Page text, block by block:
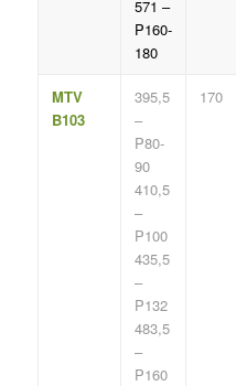
571 –
P160-
180
MTV
B103
395,5
–
P80-
90
410,5
–
P100
435,5
–
P132
483,5
–
P160
170